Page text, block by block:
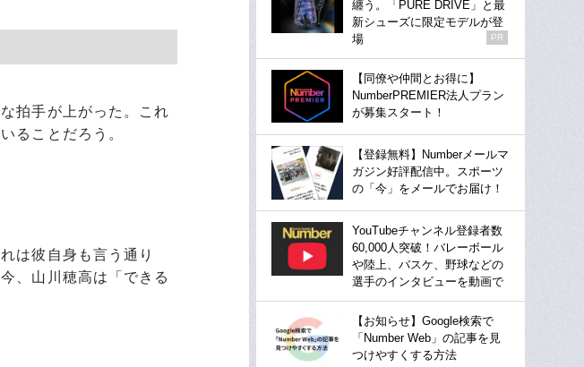
拍手が上がった。これ
ることだろう。
は彼自身も言う通り
、山川穂高は「できる
纏う。「PURE DRIVE」と最
新シューズに限定モデルが登
場
PR
【同僚や仲間とお得に】
NumberPREMIER法人プラン
が募集スタート！
【登録無料】Numberメールマ
ガジン好評配信中。スポーツ
の「今」をメールでお届け！
YouTubeチャンネル登録者数
60,000人突破！バレーボール
や陸上、バスケ、野球などの
選手のインタビューを動画で
【お知らせ】Google検索で
「Number Web」の記事を見
つけやすくする方法